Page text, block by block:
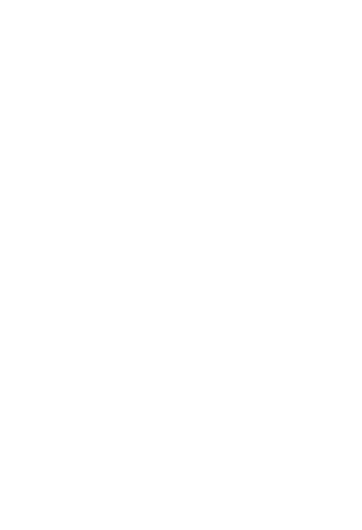
了承ください。
き作成されるも
御機器販売店・
ようお願いしま
にご登録され
」に記載されて
ず変更すること
下、フタル酸ジブチ
はありません。
品に未対応品が
年1月12日よ
ない年数を意
要な手段を講じ
これらの製造装
、取り引きをい